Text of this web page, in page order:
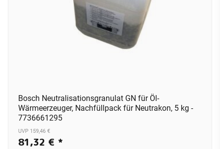
Bosch Neutralisationsgranulat GN für Öl-
Wärmeerzeuger, Nachfüllpack für Neutrakon, 5 kg -
7736661295
UVP 159,46 €
81,32 € *